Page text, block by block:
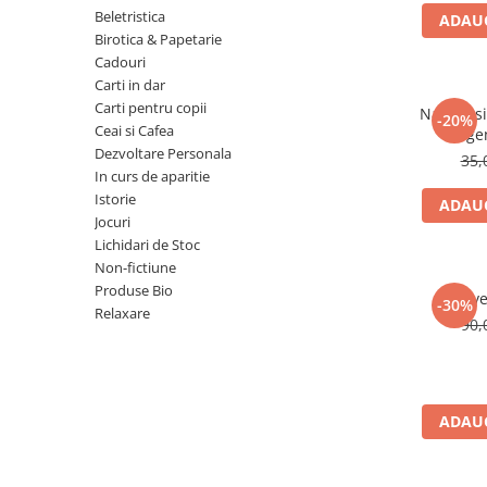
Numerologie
Paranormal
Parapsihologie
ReConnect
ScienceConnection
SelfConnect
Beletristica
Birotica & Papetarie
Cadouri
Carti in dar
Carti pentru copii
Ceai si Cafea
Dezvoltare Personala
In curs de aparitie
Istorie
Jocuri
Lichidari de Stoc
Non-fictiune
Produse Bio
Relaxare
-20%
Natura
-30%